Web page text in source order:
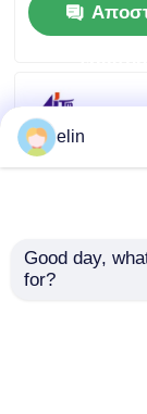
elin
Good day,
for?